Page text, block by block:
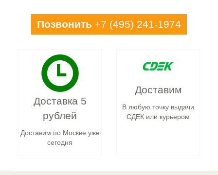
Позвонить +7 (495) 241-1974
Доставка 5
рублей
Доставим по Москве уже
сегодня
Доставим
В любую точку выдачи
СДЕК или курьером